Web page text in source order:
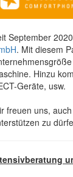
September
. Mit diesem
Hinzu
Geräte, usw.
freuen uns,
zu